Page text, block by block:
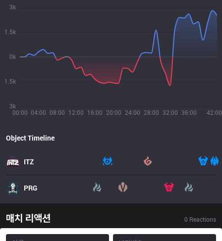
00:00 04:00 08:00 12:00 16:00 20:00 24:00 28:00 32:00 36:00 42:00
3k
1.5k
0k
1.5k
3k
Object Timeline
ITZ
PRG
매치 리액션 0 Reactions